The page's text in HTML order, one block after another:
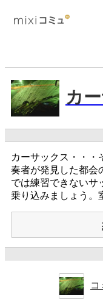
カ
カーサックス・・・
奏者が発見した都会
では練習できないサ
乗り込みましょう。
コ